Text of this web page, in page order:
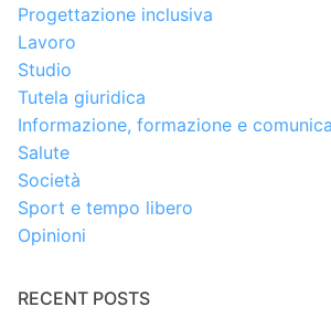
Progettazione inclusiva
Lavoro
Studio
Tutela giuridica
Informazione, formazione e
Salute
Società
Sport e tempo libero
Opinioni
RECENT POSTS